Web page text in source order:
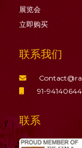
展览会
立即购买
联系我们
91-
联系